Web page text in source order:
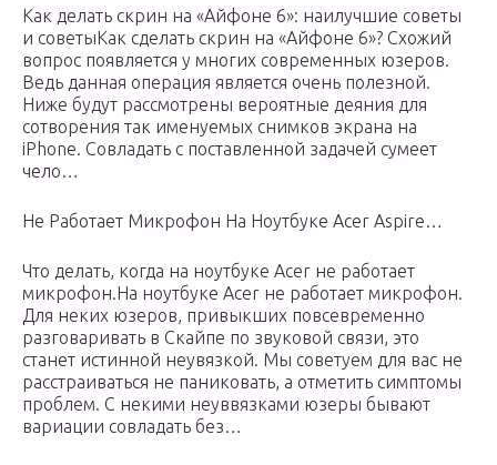
Как делать скрин на «Айфоне 6»: наилучшие советы
и советыКак сделать скрин на «Айфоне 6»? Схожий
вопрос появляется у многих современных юзеров.
Ведь данная операция является очень полезной.
Ниже будут рассмотрены вероятные деяния для
сотворения так именуемых снимков экрана на
iPhone. Совладать с поставленной задачей сумеет
чело…
Не Работает Микрофон На Ноутбуке Acer Aspire…
Что делать, когда на ноутбуке Acer не работает
микрофон.На ноутбуке Acer не работает микрофон.
Для неких юзеров, привыкших повсевременно
разговаривать в Скайпе по звуковой связи, это
станет истинной неувязкой. Мы советуем для вас не
расстраиваться не паниковать, а отметить симптомы
проблем. С некими неуввязками юзеры бывают
вариации совладать без…